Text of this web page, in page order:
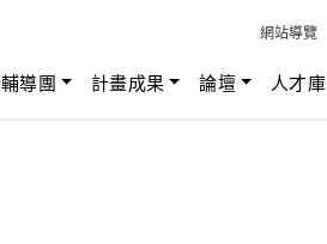
網站導覽
輔導團 計畫成果 論壇 人才庫